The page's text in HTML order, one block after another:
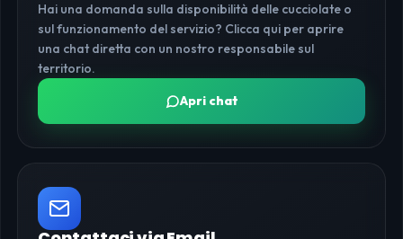
Hai una domanda sulla disponibilità delle cucciolate o
sul funzionamento del servizio? Clicca qui per aprire
una chat diretta con un nostro responsabile sul
territorio.
Apri chat